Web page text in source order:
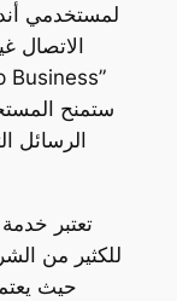
لمستخدمي
الاتصال
ستمنح
الرسائل
تعتبر
للكثير من